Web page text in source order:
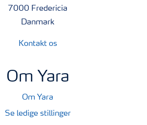
7000 Fredericia
Danmark
Kontakt os
Om Yara
Om Yara
Se ledige stillinger